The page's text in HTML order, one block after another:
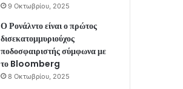
9 Οκτωβρίου, 2025
Ο Ρονάλντο είναι ο πρώτος
δισεκατομμυριούχος
ποδοσφαιριστής σύμφωνα με
το Bloomberg
8 Οκτωβρίου, 2025